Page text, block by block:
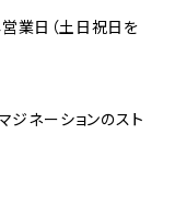
営業日（土日祝日を
ジネーションのスト